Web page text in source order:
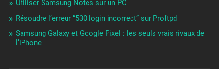
Utiliser Samsung Notes sur un PC
Résoudre l’erreur “530 login incorrect” sur Proftpd
Samsung Galaxy et Google Pixel : les seuls vrais rivaux de
l’iPhone